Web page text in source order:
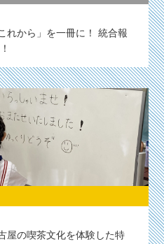
れから」を一冊に！ 統合報
屋の喫茶文化を体験した特